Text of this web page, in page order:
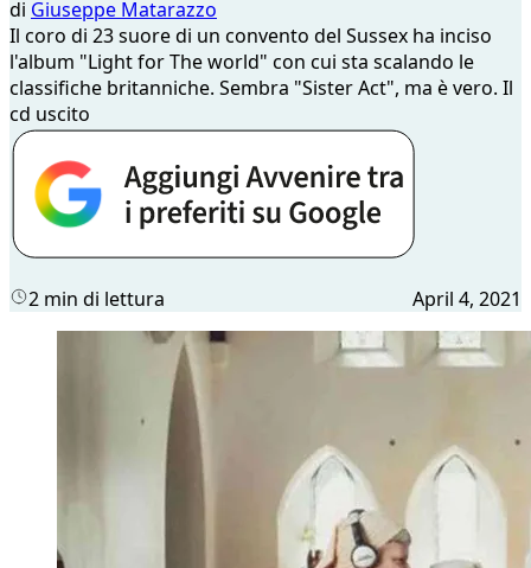
di Giuseppe Matarazzo
Il coro di 23 suore di un convento del Sussex ha inciso
l'album "Light for The world" con cui sta scalando le
classifiche britanniche. Sembra "Sister Act", ma è vero. Il
cd uscito
2 min di lettura April 4, 2021